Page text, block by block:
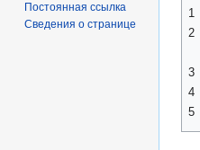
1
2
3
4
5
Постоянная ссылка
Сведения о странице